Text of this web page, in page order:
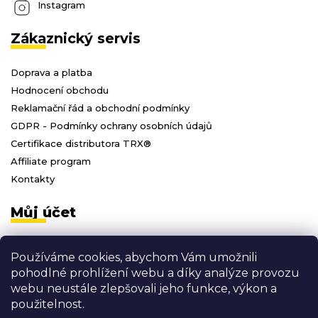
Používáme cookies, abychom Vám umožnili
pohodlné prohlížení webu a díky analýze provozu
webu neustále zlepšovali jeho funkce, výkon a
použitelnost.
Instagram
Zákaznický servis
Doprava a platba
Hodnocení obchodu
Reklamační řád a obchodní podmínky
GDPR - Podmínky ochrany osobních údajů
Certifikace distributora TRX®
Affiliate program
Kontakty
Můj účet
Registrace
Moje objednávky
Odhlásit se